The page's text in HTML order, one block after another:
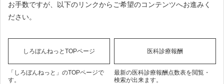
お手数ですが、以下のリンクからご希望のコンテンツへお進みく
ださい。
しろぼんねっとTOPページ
「しろぼんねっと」のTOPページで
す。
医科診療報酬
最新の医科診療報酬点数表を閲覧・
検索が出来ます。